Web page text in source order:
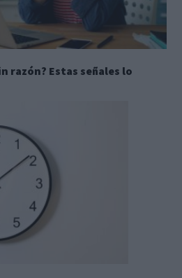
razón? Estas señales lo